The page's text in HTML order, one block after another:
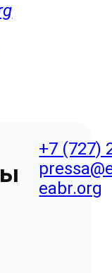
+7 (727)
eabr.org